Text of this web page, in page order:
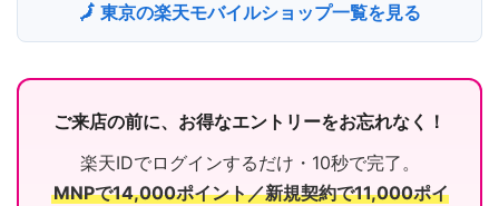
🗾 東京の楽天モバイルショップ一覧を見る
ご来店の前に、お得なエントリーをお忘れなく！
楽天IDでログインするだけ・10秒で完了。
MNPで14,000ポイント／新規契約で11,000ポイ